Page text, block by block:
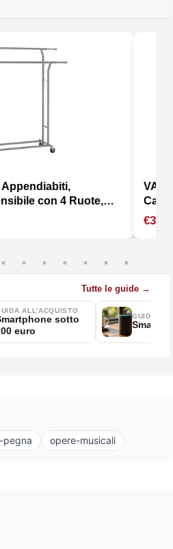
pegna opere-musicali